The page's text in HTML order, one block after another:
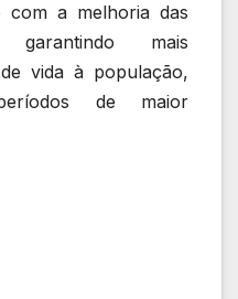
com a melhoria das
garantindo mais
vida à população,
de maior